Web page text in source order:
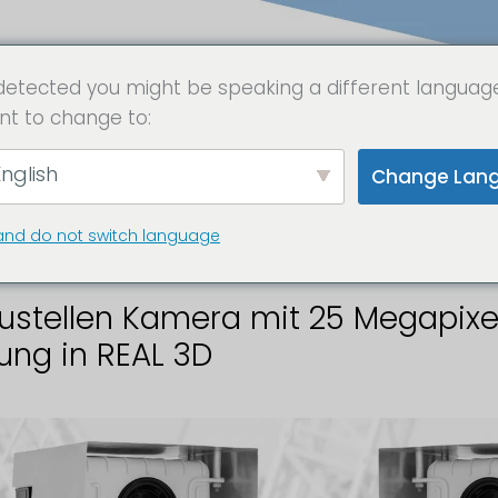
Motion
System
Kamera mit 25
in REAL 3D
you might be speaking a different
to change to:
Change
do not switch language